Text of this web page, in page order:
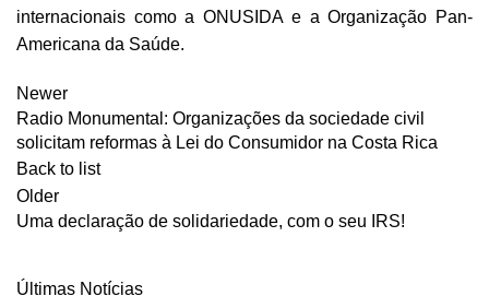
internacionais como aONUSIDAe aOrganização Pan-
Americana da Saúde.
Newer
Radio Monumental: Organizações da sociedade civil
solicitam reformas à Lei do Consumidor na Costa Rica
Back to list
Older
Uma declaração de solidariedade, com o seu IRS!
Últimas Notícias